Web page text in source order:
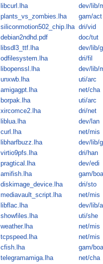
libcurl.lha
dev/lib/
plants_vs_zombies.lha
gam/act
siliconmotion502_chip.lha dri/vid
debian2ndhd.pdf
doc/tut
libsdl3_ttf.lha
dev/lib/
odfilesystem.lha
dri/fil
libopenssl.lha
dev/lib/
unxwb.lha
uti/arc
amigagpt.lha
net/cha
borpak.lha
uti/arc
xircomce2.lha
dri/net
liblua.lha
dev/lan
curl.lha
net/mis
libharfbuzz.lha
dev/lib/
virtio9pfs.lha
dri/han
pragtical.lha
dev/edi
amifish.lha
gam/boa
diskimage_device.lha
dri/sto
mediavault_script.lha
net/mis
libflac.lha
dev/lib/
showfiles.lha
uti/she
weather.lha
net/mis
tcpspeed.lha
net/mis
cfish.lha
gam/boa
telegramamiga.lha
net/cha